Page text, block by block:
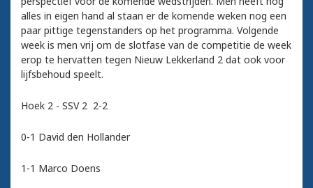
alles in eigen hand al staan er de komende weken nog een
paar pittige tegenstanders op het programma. Volgende
week is men vrij om de slotfase van de competitie de week
erop te hervatten tegen Nieuw Lekkerland 2 dat ook voor
lijfsbehoud speelt.
Hoek 2 - SSV 2 2-2
0-1 David den Hollander
1-1 Marco Doens